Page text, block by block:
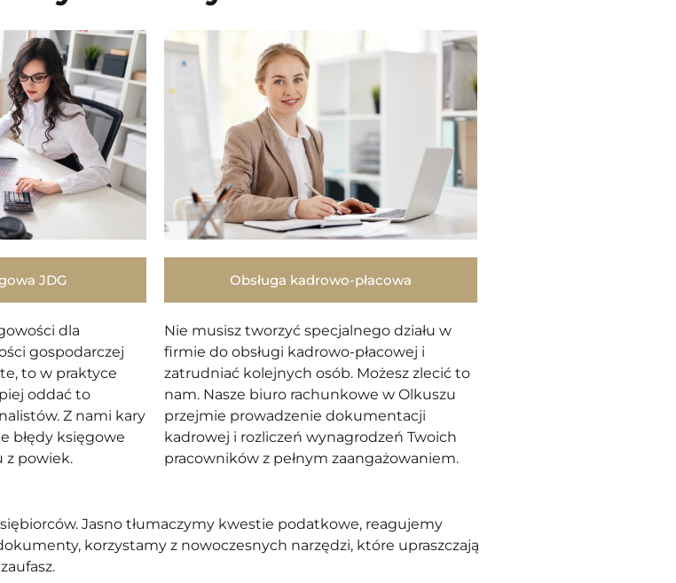
JDG
dla
gospodarczej
to w praktyce
oddać to
Z nami kary
błędy księgowe
z powiek.
Obsługa kadrowo-płacowa
Nie musisz tworzyć specjalnego działu w
firmie do obsługi kadrowo-płacowej i
zatrudniać kolejnych osób. Możesz zlecić to
nam. Nasze biuro rachunkowe w Olkuszu
przejmie prowadzenie dokumentacji
kadrowej i rozliczeń wynagrodzeń Twoich
pracowników z pełnym zaangażowaniem.
Jasno tłumaczymy kwestie podatkowe, reagujemy
korzystamy z nowoczesnych narzędzi, które upraszczają